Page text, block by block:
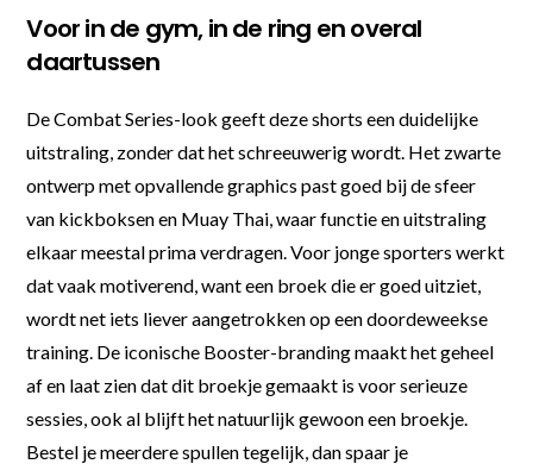
Voor in de gym, in de ring en overal
daartussen
De Combat Series-look geeft deze shorts een duidelijke
uitstraling, zonder dat het schreeuwerig wordt. Het zwarte
ontwerp met opvallende graphics past goed bij de sfeer
van kickboksen en Muay Thai, waar functie en uitstraling
elkaar meestal prima verdragen. Voor jonge sporters werkt
dat vaak motiverend, want een broek die er goed uitziet,
wordt net iets liever aangetrokken op een doordeweekse
training. De iconische Booster-branding maakt het geheel
af en laat zien dat dit broekje gemaakt is voor serieuze
sessies, ook al blijft het natuurlijk gewoon een broekje.
Bestel je meerdere spullen tegelijk, dan spaar je